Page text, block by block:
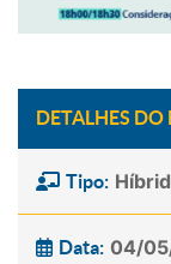
DETALHES DO
Tipo:
Data: 04/